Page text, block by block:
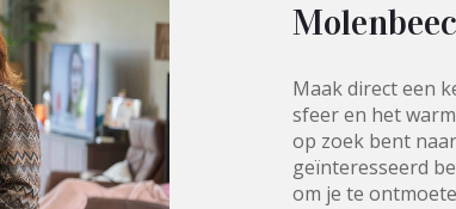
Maak direct een
sfeer en het
op zoek bent
geïnteresseerd
om je te